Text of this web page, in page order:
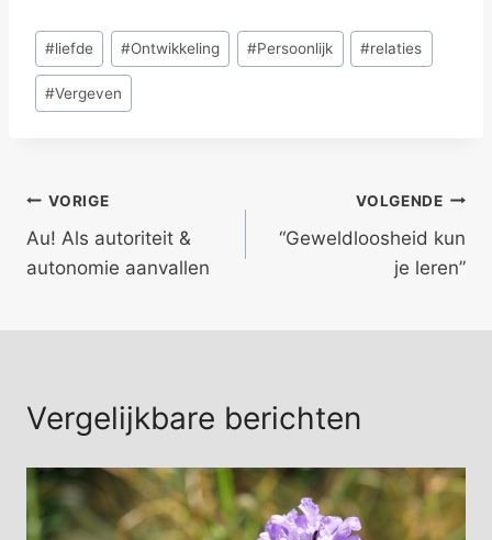
Bericht
tags:
#liefde #Ontwikkeling #Persoonlijk #relaties
#Vergeven
Bericht
navigatie
VORIGE
Au! Als autoriteit &
autonomie aanvallen
VOLGENDE
“Geweldloosheid kun
je leren”
Vergelijkbare berichten